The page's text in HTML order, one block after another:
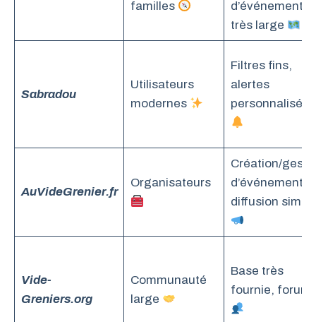
familles
d’événements
très large
Sabradou
Utilisateurs
modernes
Filtres fins,
alertes
personnalisées
AuVideGrenier.fr
Organisateurs
Création/
d’événements,
diffusion
Vide-
Greniers.org
Communauté
large
Base très
fournie, forum